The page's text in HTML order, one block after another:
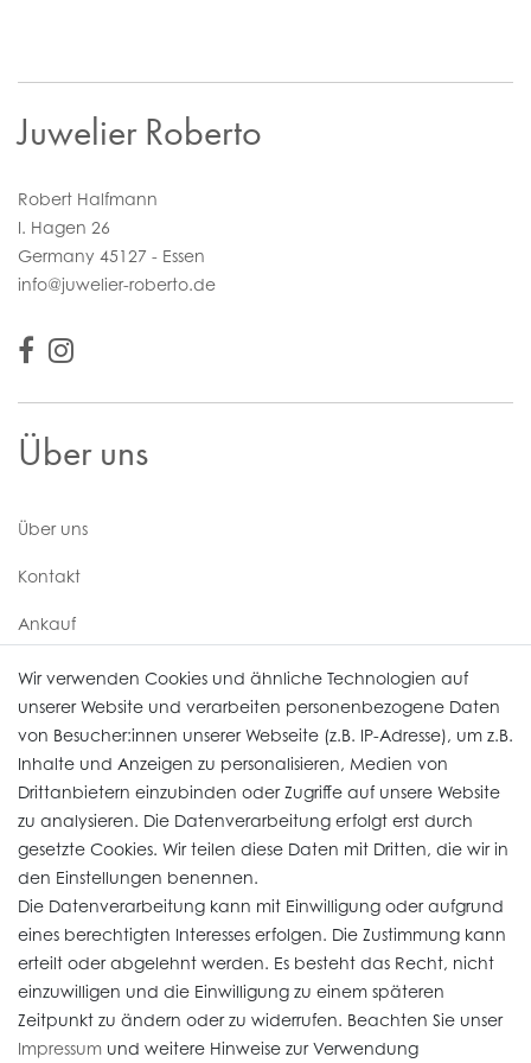
Juwelier Roberto
Robert Halfmann
I. Hagen 26
Germany 45127 - Essen
info@juwelier-roberto.de
Über uns
Über uns
Kontakt
Ankauf
Uhren Service
Vertrag widerrufen
Informationen
Widerrufs­recht
Impressum
Wir verwenden Cookies und ähnliche Technologien auf
unserer Website und verarbeiten personenbezogene Daten
von Besucher:innen unserer Webseite (z.B. IP-Adresse), um z.B.
Inhalte und Anzeigen zu personalisieren, Medien von
Drittanbietern einzubinden oder Zugriffe auf unsere Website
zu analysieren. Die Datenverarbeitung erfolgt erst durch
gesetzte Cookies. Wir teilen diese Daten mit Dritten, die wir in
den Einstellungen benennen.
Die Datenverarbeitung kann mit Einwilligung oder aufgrund
eines berechtigten Interesses erfolgen. Die Zustimmung kann
erteilt oder abgelehnt werden. Es besteht das Recht, nicht
einzuwilligen und die Einwilligung zu einem späteren
Zeitpunkt zu ändern oder zu widerrufen. Beachten Sie unser
Impressum und weitere Hinweise zur Verwendung